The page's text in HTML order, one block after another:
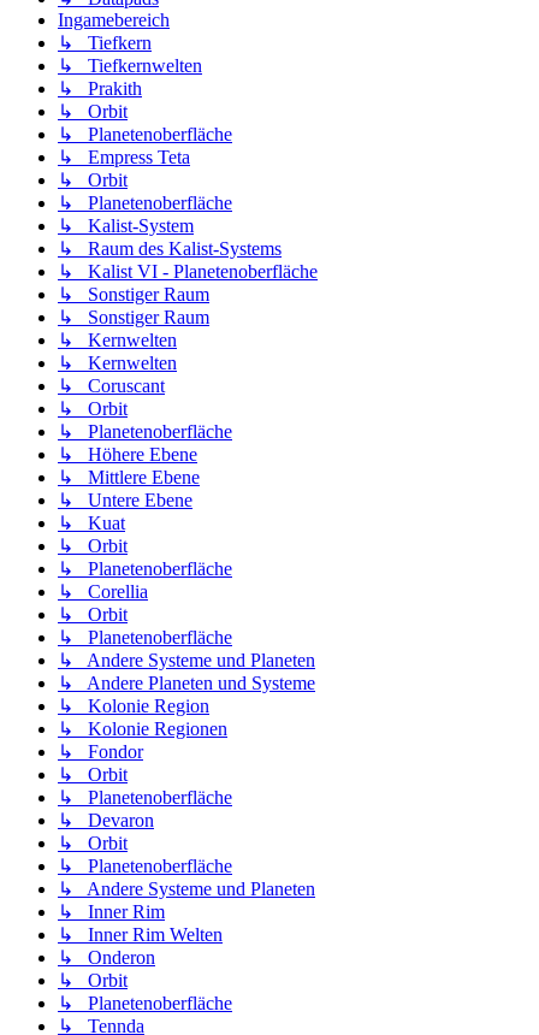
Ingamebereich
↳ Tiefkern
↳ Tiefkernwelten
↳ Prakith
↳ Orbit
↳ Planetenoberfläche
↳ Empress Teta
↳ Orbit
↳ Planetenoberfläche
↳ Kalist-System
↳ Raum des Kalist-Systems
↳ Kalist VI - Planetenoberfläche
↳ Sonstiger Raum
↳ Sonstiger Raum
↳ Kernwelten
↳ Kernwelten
↳ Coruscant
↳ Orbit
↳ Planetenoberfläche
↳ Höhere Ebene
↳ Mittlere Ebene
↳ Untere Ebene
↳ Kuat
↳ Orbit
↳ Planetenoberfläche
↳ Corellia
↳ Orbit
↳ Planetenoberfläche
↳ Andere Systeme und Planeten
↳ Andere Planeten und Systeme
↳ Kolonie Region
↳ Kolonie Regionen
↳ Fondor
↳ Orbit
↳ Planetenoberfläche
↳ Devaron
↳ Orbit
↳ Planetenoberfläche
↳ Andere Systeme und Planeten
↳ Inner Rim
↳ Inner Rim Welten
↳ Onderon
↳ Orbit
↳ Planetenoberfläche
↳ Tennda